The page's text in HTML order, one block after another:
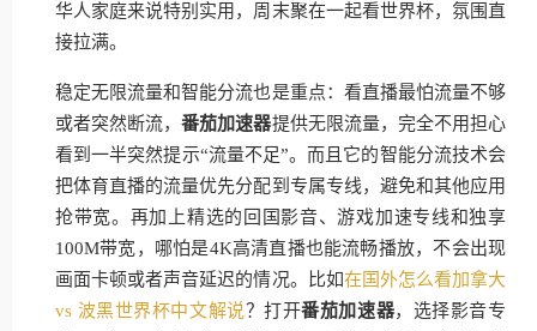
华人家庭来说特别实用，周末聚在一起看世界杯，氛围直
接拉满。
稳定无限流量和智能分流也是重点：看直播最怕流量不够
或者突然断流，番茄加速器提供无限流量，完全不用担心
看到一半突然提示“流量不足”。而且它的智能分流技术会
把体育直播的流量优先分配到专属专线，避免和其他应用
抢带宽。再加上精选的回国影音、游戏加速专线和独享
100M带宽，哪怕是4K高清直播也能流畅播放，不会出现
画面卡顿或者声音延迟的情况。比如在国外怎么看加拿大
vs 波黑世界杯中文解说？打开番茄加速器，选择影音专